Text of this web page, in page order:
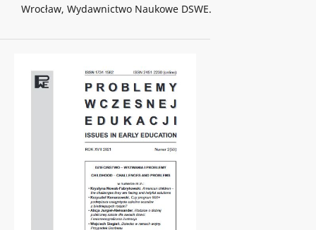
Wrocław, Wydawnictwo Naukowe DSWE.